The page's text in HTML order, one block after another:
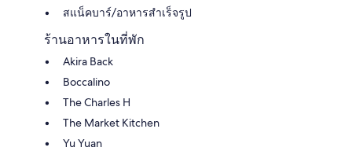
สแน็คบาร์/อาหารสำเร็จรูป
ร้านอาหารในที่พัก
Akira Back
Boccalino
The Charles H
The Market Kitchen
Yu Yuan